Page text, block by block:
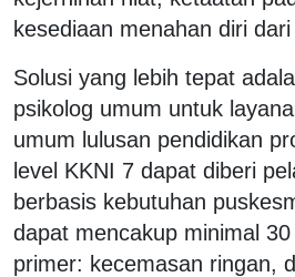
kesediaan menahan diri
Solusi yang lebih tepat
psikolog umum untuk
umum lulusan pendidikan
level KKNI 7 dapat diberi
berbasis kebutuhan
dapat mencakup minimal
primer: kecemasan ringan,